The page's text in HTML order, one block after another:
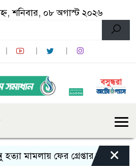
শনিবার, ০৮ অগাস্ট ২০২৬
ফের গ্রেপ্তার সাবেক ×